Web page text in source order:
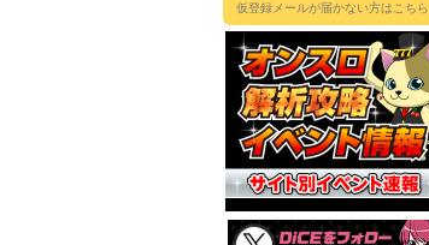
仮登録メールが届かない方はこちら